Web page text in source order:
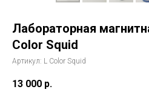
Лабораторная
Color Squid
Артикул: L Color Squid
13 000 р.